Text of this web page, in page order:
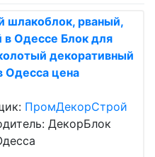
шлакоблок, рваный,
в Одессе Блок для
декоративный
Одесса цена
ПромДекорСтрой
ДекорБлок